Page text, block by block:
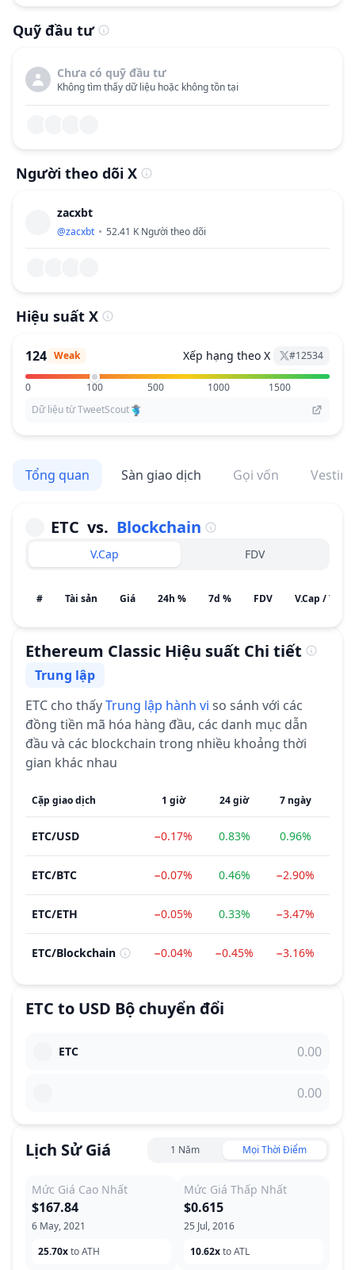
Quỹ đầu tư
Chưa có quỹ đầu tư
Không tìm thấy dữ liệu hoặc không tồn tại
Người theo dõi X
zacxbt
@zacxbt 52.41 K Người theo dõi
Hiệu suất X
124 Weak Xếp hạng theo X #12534
0 100 500 1000
1500
Dữ liệu từ TweetScout
Tổng quan Sàn giao dịch Gọi vốn Vesting
ETC vs. Blockchain
V.Cap FDV
# Tài sản Giá 24h % 7d % FDV V.Cap /
Ethereum Classic Hiệu suất Chi tiết
Cảm tính
Trung lập
ETC cho thấyTrung lập hành vi so sánh với các
đồng tiền mã hóa hàng đầu, các danh mục dẫn
đầu và các blockchain trong nhiều khoảng thời
gian khác nhau
Cặp giao dịch 1 giờ 24 giờ 7 ngày
ETC/USD −0.17% 0.83% 0.96%
ETC/BTC −0.07% 0.46% −2.90%
ETC/ETH −0.05% 0.33% −3.47%
ETC/Blockchain −0.04% −0.45% −3.16%
ETC to USD Bộ chuyển đổi
ETC
Lịch Sử Giá 1 Năm Mọi Thời Điểm
Mức Giá Cao Nhất
6 May, 2021
$167.84
25.70xto ATH
Mức Giá Thấp Nhất
25 Jul, 2016
$0.615
10.62xto ATL